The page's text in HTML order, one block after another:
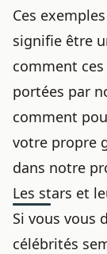
Ces
signifie être
comment
portées par
comment
votre propre
dans notre
Les stars et
Si vous vous
célébrités